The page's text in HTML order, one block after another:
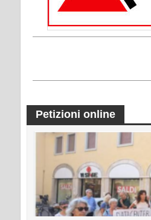
Petizioni online